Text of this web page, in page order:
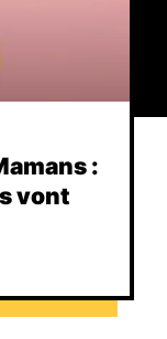
:
vont